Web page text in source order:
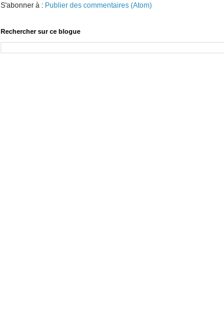
S'abonner à : Publier des commentaires (Atom)
Rechercher sur ce blogue